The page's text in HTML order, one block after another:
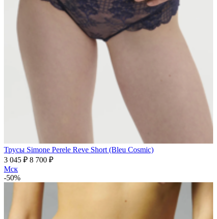
Трусы Simone Perele Reve Short (Bleu Cosmic)
3 045 ₽ 8 700 ₽
Мск
-50%